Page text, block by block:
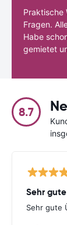
Praktische
Fragen.
Habe
gemietet
8.7
Sehr
Sehr gute